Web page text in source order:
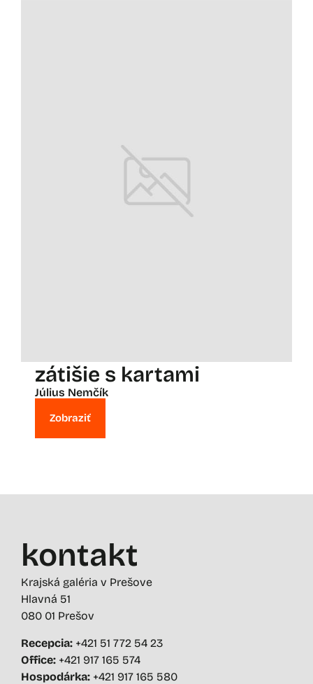
zátišie s kartami
Július Nemčík
Zobraziť
kontakt
Krajská galéria v Prešove
Hlavná 51
080 01 Prešov
Recepcia: +421 51 772 54 23
Office: +421 917 165 574
Hospodárka: +421 917 165 580